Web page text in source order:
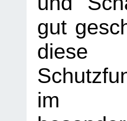
gut
im